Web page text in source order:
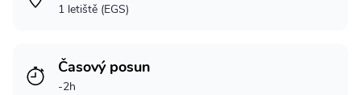
1 letiště (EGS)
Časový posun
-2h